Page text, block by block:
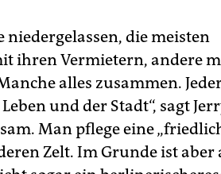
sich aus recycelten
Straßenbrücken wie die
Beispiel, die nicht rosten und
liegt in den nächsten
Kommunikation im städtischen
Station seiner
nach Mumbai. XLA
die meisten
ihren Vermietern, andere
alles zusammen.
und der Stadt“, sagt
Man pflege eine
Zelt. Im Grunde ist aber